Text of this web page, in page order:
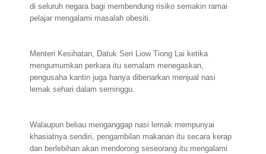
di seluruh negara bagi membendung risiko semakin ramai
pelajar mengalami masalah obesiti.
Menteri Kesihatan, Datuk Seri Liow Tiong Lai ketika
mengumumkan perkara itu semalam menegaskan,
pengusaha kantin juga hanya dibenarkan menjual nasi
lemak sehari dalam seminggu.
Walaupun beliau menganggap nasi lemak mempunyai
khasiatnya sendiri, pengambilan makanan itu secara kerap
dan berlebihan akan mendorong seseorang itu mengalami